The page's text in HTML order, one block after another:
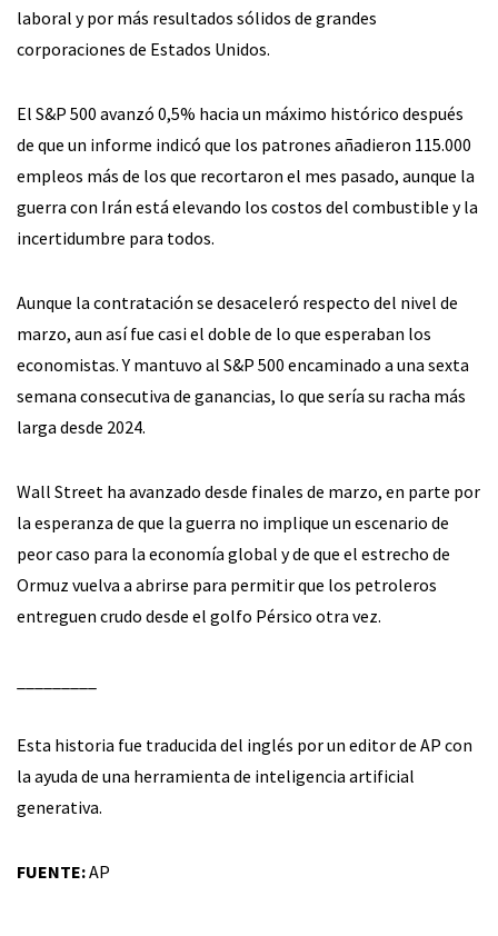
laboral y por más resultados sólidos de grandes
corporaciones de Estados Unidos.
El S&P 500 avanzó 0,5% hacia un máximo histórico después
de que un informe indicó que los patrones añadieron 115.000
empleos más de los que recortaron el mes pasado, aunque la
guerra con Irán está elevando los costos del combustible y la
incertidumbre para todos.
Aunque la contratación se desaceleró respecto del nivel de
marzo, aun así fue casi el doble de lo que esperaban los
economistas. Y mantuvo al S&P 500 encaminado a una sexta
semana consecutiva de ganancias, lo que sería su racha más
larga desde 2024.
Wall Street ha avanzado desde finales de marzo, en parte por
la esperanza de que la guerra no implique un escenario de
peor caso para la economía global y de que el estrecho de
Ormuz vuelva a abrirse para permitir que los petroleros
entreguen crudo desde el golfo Pérsico otra vez.
Esta historia fue traducida del inglés por un editor de AP con
la ayuda de una herramienta de inteligencia artificial
generativa.
FUENTE:AP